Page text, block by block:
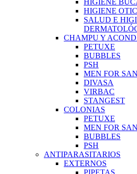
HIGIENE
HIGIENE
SALUD E
CHAMPU Y
PETUXE
BUBBLES
PSH
MEN FOR SAN
DIVASA
VIRBAC
STANGEST
COLONIAS
PETUXE
MEN FOR SAN
BUBBLES
PSH
ANTIPARASITARIOS
EXTERNOS
PIPETAS